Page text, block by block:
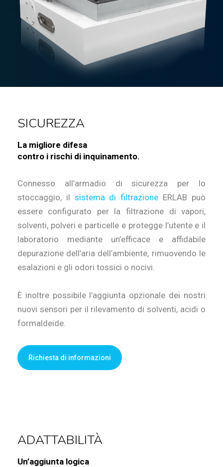
SICUREZZA
La migliore difesa
contro i rischi di inquinamento.
Connesso all’armadio di sicurezza per lo
stoccaggio, il sistema di filtrazione ERLAB può
essere configurato per la filtrazione di vapori,
solventi, polveri e particelle e protegge l’utente e il
laboratorio mediante un’efficace e affidabile
depurazione dell’aria dell’ambiente, rimuovendo le
esalazioni e gli odori tossici o nocivi.
È inoltre possibile l’aggiunta opzionale dei nostri
nuovi sensori per il rilevamento di solventi, acidi o
formaldeide.
Richiesta di informazioni
ADATTABILITÀ
Un’aggiunta logica